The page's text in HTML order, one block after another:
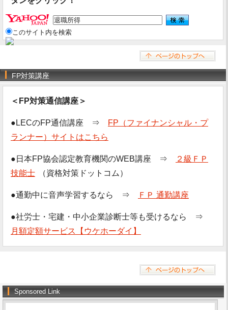
このサイト内を検索
FP対策講座
＜FP対策通信講座＞
●LECのFP通信講座 ⇒
FP（ファイナンシャル・プ
ランナー）サイトはこちら
●日本FP協会認定教育機関のWEB講座 ⇒
２級ＦＰ
技能士
（資格対策ドットコム）
●通勤中に音声学習するなら ⇒ ＦＰ 通勤講座
●社労士・宅建・中小企業診断士等も受けるなら ⇒
月額定額サービス【ウケホーダイ】
Sponsored Link